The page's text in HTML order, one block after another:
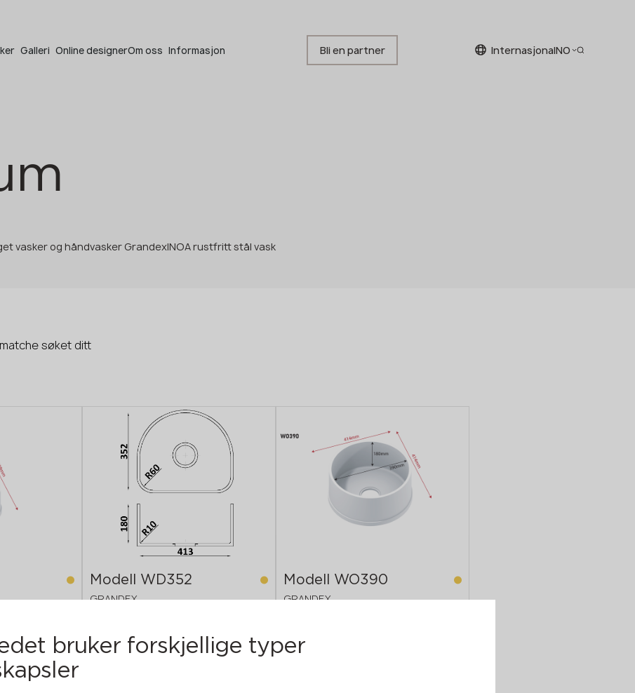
Galleri Online designerOm oss Informasjon Bli en partner internasjonalNO
vasker og håndvasker GrandexINOA rustfritt stål vask
søket ditt
Modell WD352
GRANDEX
Modell WO390
GRANDEX
Legg igjen dine opplysninger eller ring oss
Produsent
Telefon *
SEND INN SØKNADEN DIN
Personvernerklæring
bruker forskjellige typer